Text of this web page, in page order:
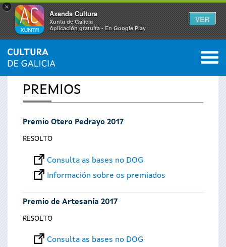
×
Axenda Cultura
Xunta de Galicia
Aplicación gratuíta - En Google Play
VER
Vostede
está
aquí
INICIO 0
PREMIOS
Premio Otero Pedrayo 2017
RESOLTO
Consulta as bases no DOG
Información sobre os premiados
Premio de Artesanía 2017
RESOLTO
Consulta as bases no DOG